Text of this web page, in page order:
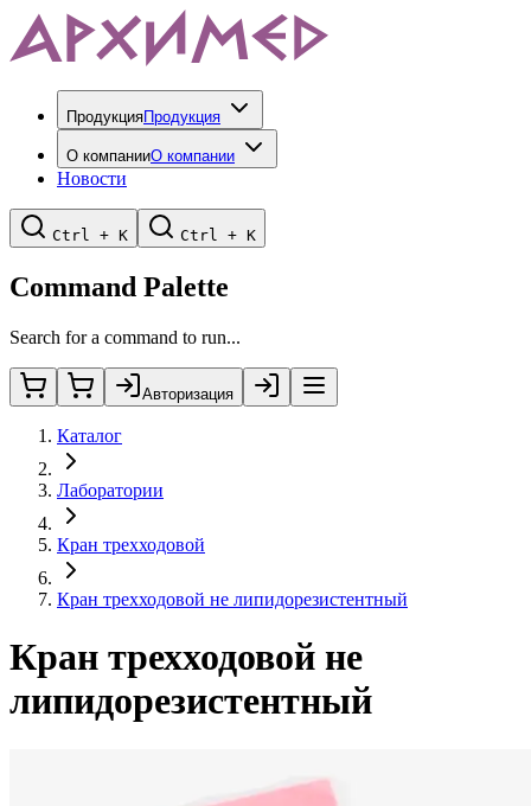
ПродукцияПродукция
О компанииО компании
Новости
Ctrl + K Ctrl + K
Command Palette
Search for a command to run...
Авторизация
Каталог
Лаборатории
Кран трехходовой
Кран трехходовой не липидорезистентный
Кран трехходовой не
липидорезистентный